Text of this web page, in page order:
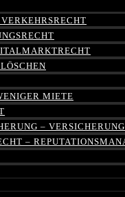
MIETE
–
–